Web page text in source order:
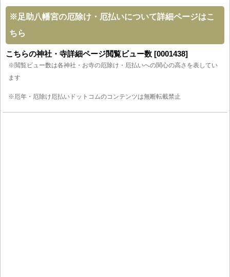
※足助八幡宮の厄除け・厄払いについて詳細ページはこ
ちら
こちらの神社・寺詳細ページ閲覧ビュー数 [0001438]
※閲覧ビュー数は各神社・お寺の厄除け・厄払いへの関心の高さを表してい
ます
※厄年・厄除け厄払いドットコムのコンテンツは無断転載禁止